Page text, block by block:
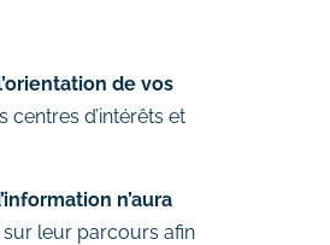
de vos
d’intérêts et
n’aura
leur parcours afin